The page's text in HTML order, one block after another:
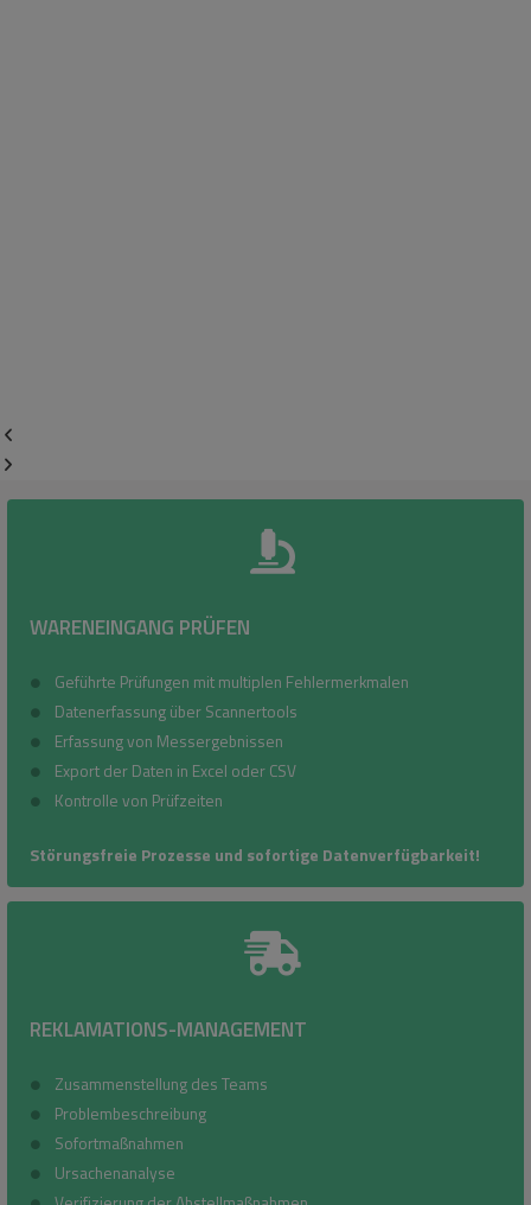
WARENEINGANG PRÜFEN
Geführte Prüfungen mit multiplen Fehlermerkmalen
Datenerfassung über Scannertools
Erfassung von Messergebnissen
Export der Daten in Excel oder CSV
Kontrolle von Prüfzeiten
Störungsfreie Prozesse und sofortige Datenverfügbarkeit!
REKLAMATIONS-MANAGEMENT
Zusammenstellung des Teams
Problembeschreibung
Sofortmaßnahmen
Ursachenanalyse